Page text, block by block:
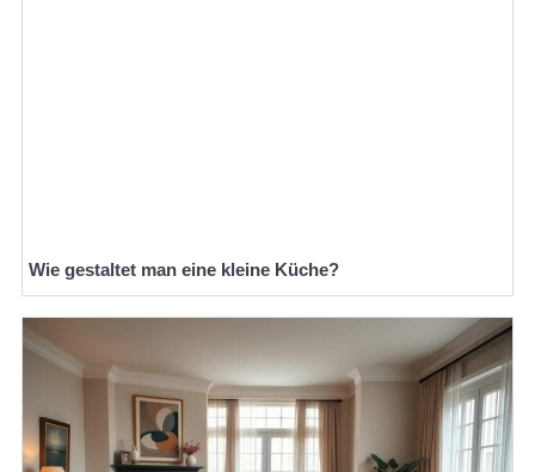
Wie gestaltet man eine kleine Küche?